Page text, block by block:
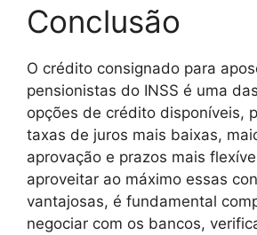
Conclusão
O crédito consignado para
pensionistas do INSS é uma
opções de crédito disponíveis,
taxas de juros mais baixas,
aprovação e prazos mais
aproveitar ao máximo essas
vantajosas, é fundamental
negociar com os bancos,